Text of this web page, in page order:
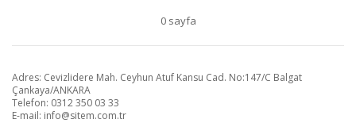
0 sayfa
Adres: Cevizlidere Mah. Ceyhun Atuf Kansu Cad. No:147/C Balgat
Çankaya/ANKARA
Telefon: 0312 350 03 33
E-mail: info@sitem.com.tr